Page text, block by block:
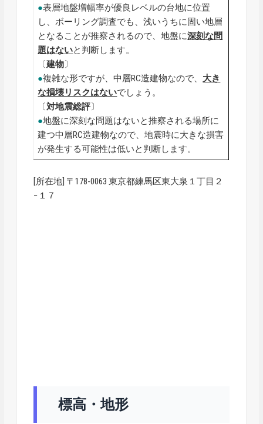
●表層地盤増幅率が優良レベルの台地に位置
し、ボーリング調査でも、浅いうちに固い地層
となることが推察されるので、地盤に深刻な問
題はないと判断します。
〔建物〕
●複雑な形ですが、中層RC造建物なので、 大き
な損壊リスクはないでしょう。
〔対地震総評〕
●地盤に深刻な問題はないと推察される場所に
建つ中層RC造建物なので、地震時に大きな損害
が発生する可能性は低いと判断します。
[所在地] 〒178-0063 東京都練馬区東大泉１丁目２
−１７
標高・地形